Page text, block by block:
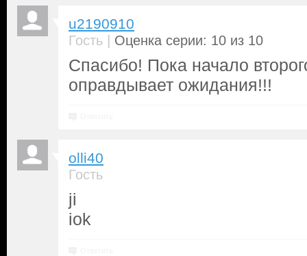
u2190910
Гость | Оценка серии: 10 из 10
Спасибо! Пока начало
оправдывает ожидания!!!
olli40
Гость
ji
iok